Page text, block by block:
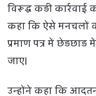
विरूद्ध कड़ी
कहा कि ऐसे मनचलों
प्रमाण पत्र में छेड़छाड़
जाए।
उन्होंने कहा कि